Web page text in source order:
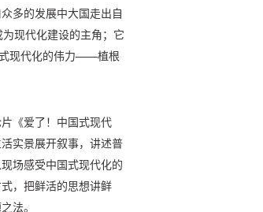
多的发展中大国走出自
现代化建设的主角；它
式现代化的伟力——植根
《爱了！中国式现代
实景展开叙事，讲述普
场感受中国式现代化的
，把鲜活的思想讲鲜
法。